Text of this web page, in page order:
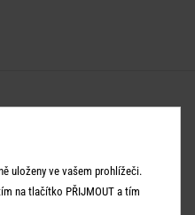
uloženy ve vašem prohlížeči.
na tlačítko PŘIJMOUT a tím